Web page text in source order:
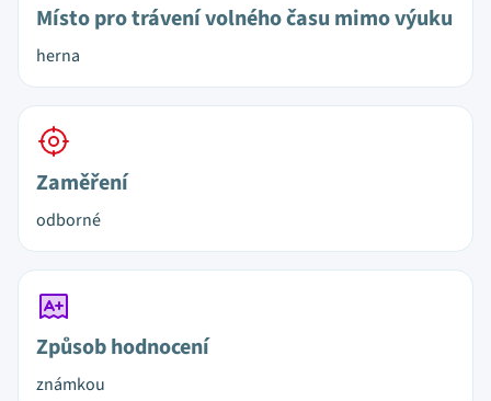
Místo pro trávení volného času mimo výuku
herna
Zaměření
odborné
Způsob hodnocení
známkou